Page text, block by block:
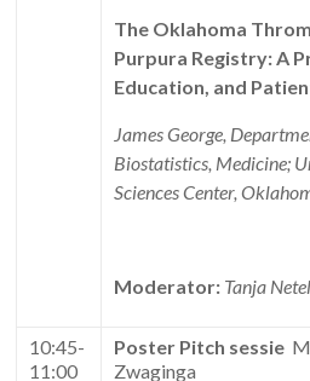
The Oklahoma
Purpura Registry: A
Education, and
James George,
Biostatistics, Medicine;
Sciences Center,
Moderator: Tanja
10:45-
11:00
Poster Pitch sessie